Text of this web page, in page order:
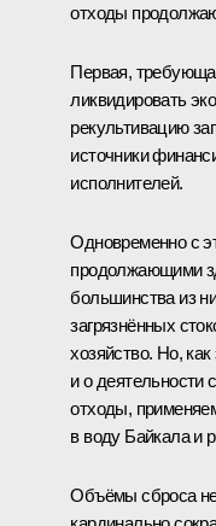
отходы
Первая,
ликвидировать
рекультивацию
источники
исполнителей.
Одновременно с
продолжающими
большинства из
загрязнённых
хозяйство. Но,
и о деятельности
отходы,
в воду Байкала и
Объёмы сброса